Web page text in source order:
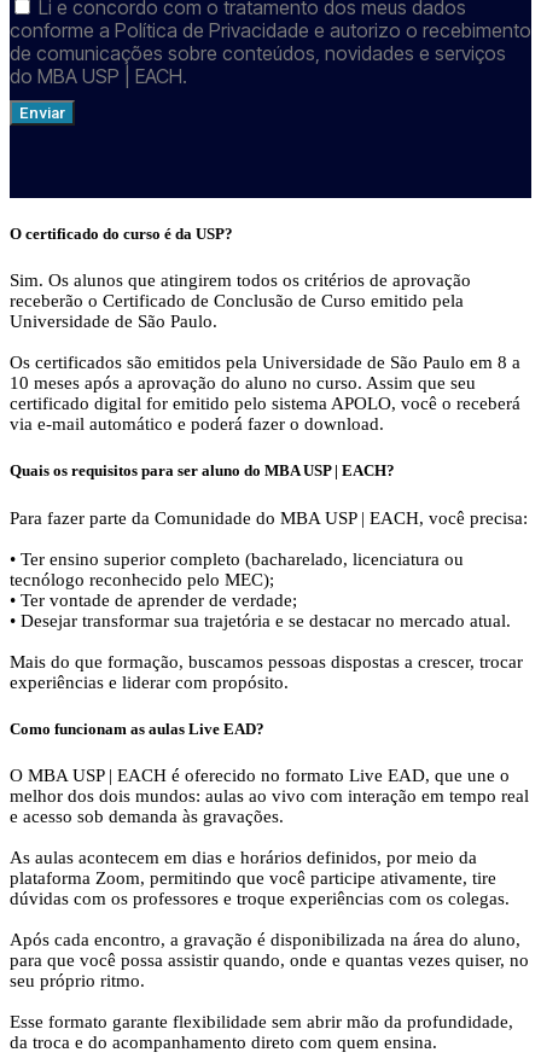
Li e concordo com o tratamento dos meus dados
conforme a Política de Privacidade e autorizo o recebimento
de comunicações sobre conteúdos, novidades e serviços
do MBA USP | EACH.
Enviar
O certificado do curso é da USP?
Sim. Os alunos que atingirem todos os critérios de aprovação
receberão o Certificado de Conclusão de Curso emitido pela
Universidade de São Paulo.
Os certificados são emitidos pela Universidade de São Paulo em 8 a
10 meses após a aprovação do aluno no curso. Assim que seu
certificado digital for emitido pelo sistema APOLO, você o receberá
via e-mail automático e poderá fazer o download.
Quais os requisitos para ser aluno do MBA USP | EACH?
Para fazer parte da Comunidade do MBA USP | EACH, você precisa:
• Ter ensino superior completo (bacharelado, licenciatura ou
tecnólogo reconhecido pelo MEC);
• Ter vontade de aprender de verdade;
• Desejar transformar sua trajetória e se destacar no mercado atual.
Mais do que formação, buscamos pessoas dispostas a crescer, trocar
experiências e liderar com propósito.
Como funcionam as aulas Live EAD?
O MBA USP | EACH é oferecido no formato Live EAD, que une o
melhor dos dois mundos: aulas ao vivo com interação em tempo real
e acesso sob demanda às gravações.
As aulas acontecem em dias e horários definidos, por meio da
plataforma Zoom, permitindo que você participe ativamente, tire
dúvidas com os professores e troque experiências com os colegas.
Após cada encontro, a gravação é disponibilizada na área do aluno,
para que você possa assistir quando, onde e quantas vezes quiser, no
seu próprio ritmo.
Esse formato garante flexibilidade sem abrir mão da profundidade,
da troca e do acompanhamento direto com quem ensina.